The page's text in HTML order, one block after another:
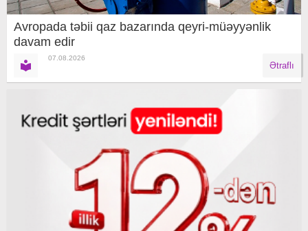
Avropada təbii qaz bazarında qeyri-müəyyənlik
davam edir
07.08.2026
Ətraflı